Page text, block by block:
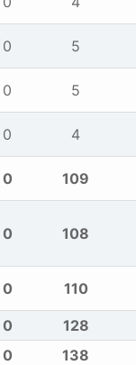
0
5
0
5
0
4
0 109
0 108
0 110
0
128
0
138